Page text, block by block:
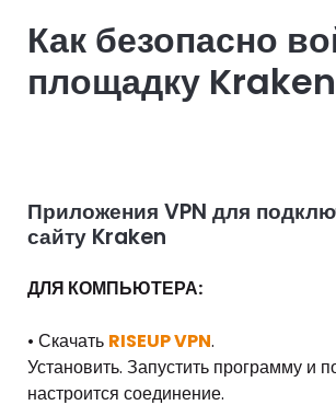
Как безопасно
площадку Kraken
Приложения VPN для
сайту Kraken
ДЛЯ КОМПЬЮТЕРА:
• Скачать RISEUP VPN.
Установить. Запустить программу и
настроится соединение.